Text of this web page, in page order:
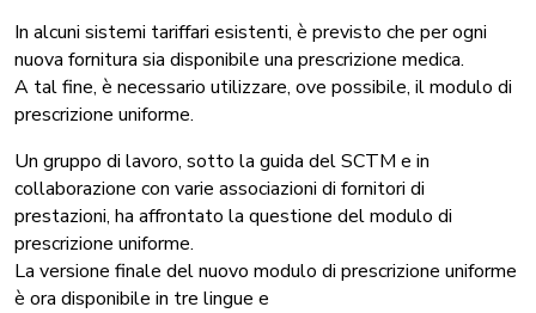
In alcuni sistemi tariffari esistenti, è previsto che per ogni
nuova fornitura sia disponibile una prescrizione medica.
A tal fine, è necessario utilizzare, ove possibile, il modulo di
prescrizione uniforme.
Un gruppo di lavoro, sotto la guida del SCTM e in
collaborazione con varie associazioni di fornitori di
prestazioni, ha affrontato la questione del modulo di
prescrizione uniforme.
La versione finale del nuovo modulo di prescrizione uniforme
è ora disponibile in tre lingue e